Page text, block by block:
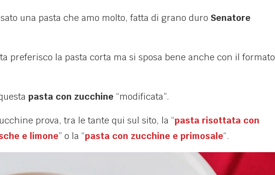
una pasta che amo molto, fatta di grano duro Senatore
preferisco la pasta corta ma si sposa bene anche con il formato
pasta con zucchine “modificata”.
prova, tra le tante qui sul sito, la “pasta risottata con
e limone” o la “pasta con zucchine e primosale“.